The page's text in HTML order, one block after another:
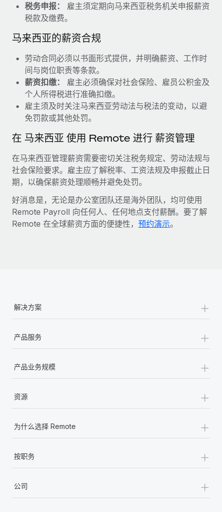
税务申报：
雇主须定期向马来西亚税务机关申报薪资
税款及缴费。
马来西亚的薪资合规
劳动合同必须以书面形式提供，并明确薪资、工作时
间与岗位职责等条款。
薪资扣缴：
雇主必须确保对社会保险、雇员公积金及
个人所得税进行准确扣缴。
雇主须及时关注马来西亚劳动法与税法的变动，以避
免罚款或其他处罚。
在 马来西亚 使用 Remote 进行 薪资管理
在马来西亚管理薪资需要密切关注税务规定、劳动法规与
社会保险要求。雇主应了解税率、工资法规及申报截止日
期，以确保薪资处理顺畅并避免处罚。
好消息是，无论是办公室团队还是海外团队，均可使用
Remote Payroll 向任何人、任何地点支付薪酬。要了解
Remote 在全球薪资方面的便捷性， 预约演示。
解决方案 +
产品服务 +
产品业务规模 +
资源 +
为什么选择 Remote +
按职务 +
公司 +